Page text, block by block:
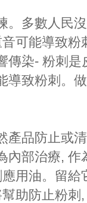
。多數人民
可能導致
傳染- 粉刺
導致粉刺。
產品防止或
內部治療, 作
用油。留
助防止粉